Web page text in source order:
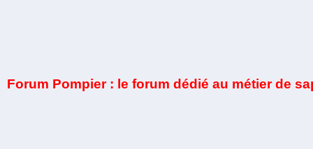
Forum Pompier : le forum dédié au métier de